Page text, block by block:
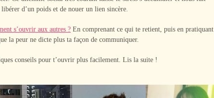
libérer d’un poids et de nouer un lien sincère.
s’ouvrir aux autres ? En comprenant ce qui te retient, puis en pratiquant
la peur ne dicte plus ta façon de communiquer.
conseils pour t’ouvrir plus facilement. Lis la suite !